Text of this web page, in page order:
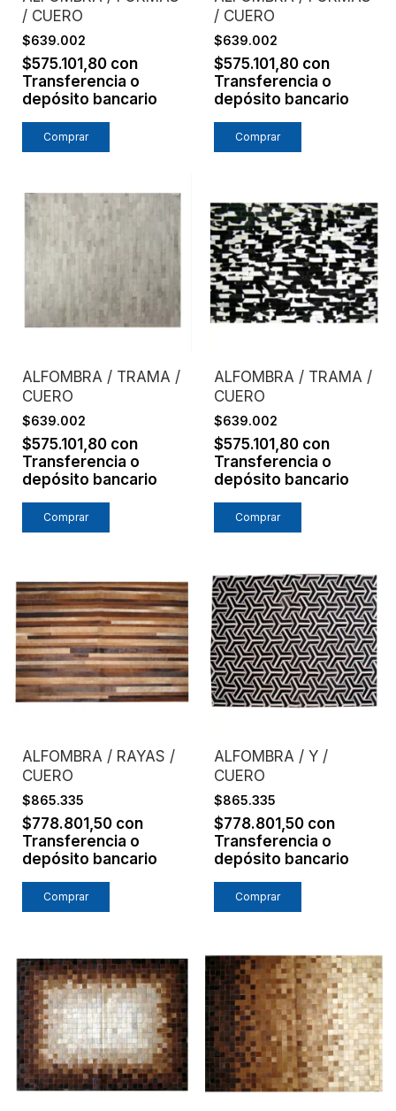
/ CUERO
$639.002
$575.101,80 con
Transferencia o
depósito bancario
Comprar
/ CUERO
$639.002
$575.101,80 con
Transferencia o
depósito bancario
Comprar
ALFOMBRA / TRAMA /
CUERO
$639.002
$575.101,80 con
Transferencia o
depósito bancario
Comprar
ALFOMBRA / TRAMA /
CUERO
$639.002
$575.101,80 con
Transferencia o
depósito bancario
Comprar
ALFOMBRA / RAYAS /
CUERO
$865.335
$778.801,50 con
Transferencia o
depósito bancario
Comprar
ALFOMBRA / Y /
CUERO
$865.335
$778.801,50 con
Transferencia o
depósito bancario
Comprar